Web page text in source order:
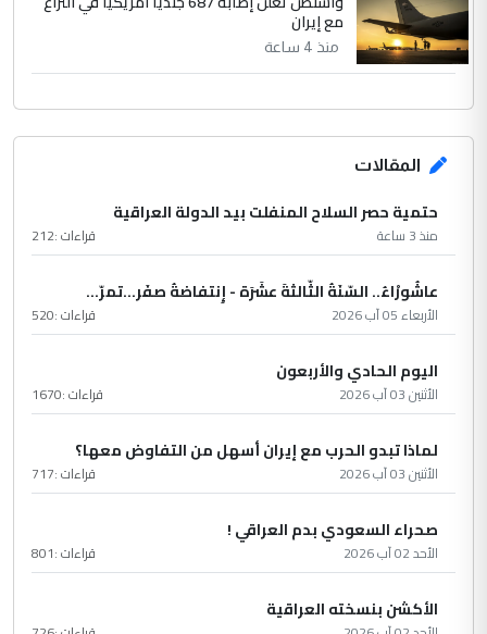
مع إيران
منذ 4 ساعة
المقالات
حتمية حصر السلاح المنفلت بيد الدولة العراقية
منذ 3 ساعة قراءات :212
عاشُورْاءُ.. السّنَةُ الثّالثةَ عشَرَة - إِنتفاضةُ صفَر…تمرّ...
الأربعاء 05 آب 2026 قراءات :520
اليوم الحادي والأربعون
الأثنين 03 آب 2026 قراءات :1670
لماذا تبدو الحرب مع إيران أسهل من التفاوض معها؟
الأثنين 03 آب 2026 قراءات :717
صحراء السعودي بدم العراقي !
الأحد 02 آب 2026 قراءات :801
الأكشن بنسخته العراقية